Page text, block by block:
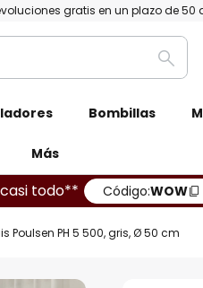
gratis en un plazo de 50
Buscar
Bombillas
Más
todo** Código:WOW
Poulsen PH 5 500, gris, Ø 50 cm